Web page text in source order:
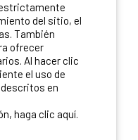
del sitio, el
También
ofrecer
Al hacer clic
el uso de
en
haga clic aquí.